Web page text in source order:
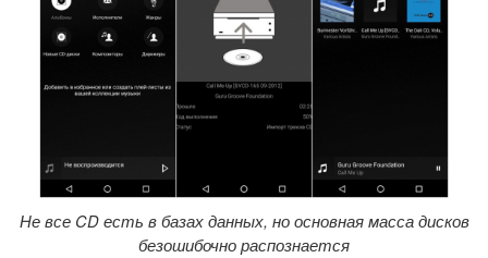
Не все CD есть в базах данных, но основная масса дисков
безошибочно распознается